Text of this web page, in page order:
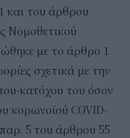
και του άρθρου
Νομοθετικού
με το άρθρο 1
σχετικά με την
κατόχου του όσον
κορωνοϊού COVID-
5 του άρθρου 55